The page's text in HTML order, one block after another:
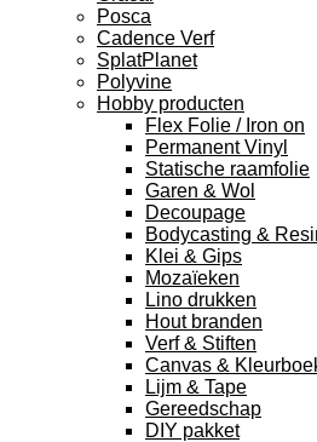
Posca
Cadence Verf
SplatPlanet
Polyvine
Hobby producten
Flex Folie / Iron on
Permanent Vinyl
Statische raamfolie
Garen & Wol
Decoupage
Bodycasting &
Klei & Gips
Mozaïeken
Lino drukken
Hout branden
Verf & Stiften
Canvas &
Lijm & Tape
Gereedschap
DIY pakket